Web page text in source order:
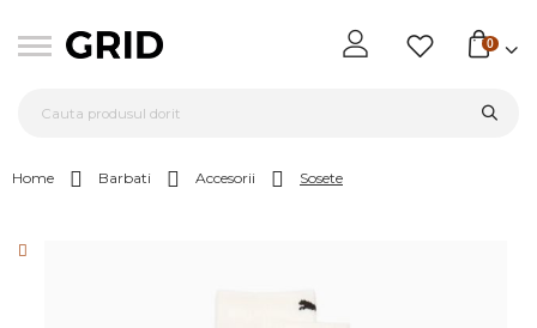
0
Home Barbati Accesorii Sosete